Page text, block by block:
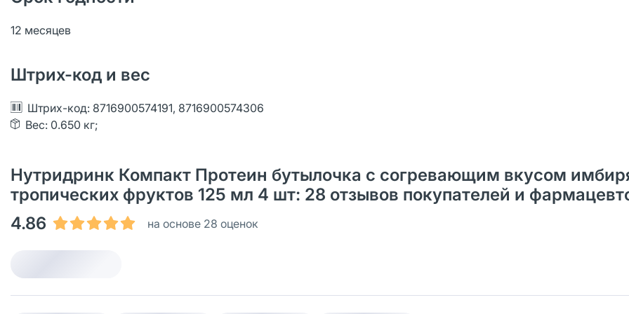
12 месяцев
Штрих-код и вес
Штрих-код: 8716900574191, 8716900574306
Вес: 0.650 кг;
Нутридринк Компакт Протеин бутылочка с согревающим вкусом
тропических фруктов 125 мл 4 шт: 28 отзывов покупателей и
4.86
на основе 28 оценок